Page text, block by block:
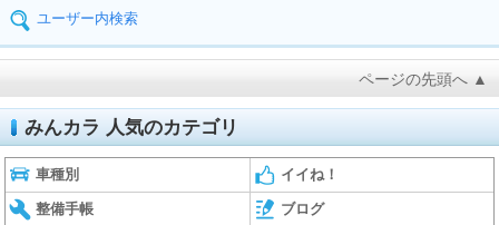
ユーザー内検索
ページの先頭へ ▲
みんカラ 人気のカテゴリ
車種別 イイね！
整備手帳 ブログ